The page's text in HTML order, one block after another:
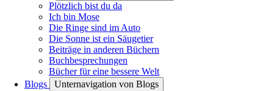
Plötzlich bist du da
Ich bin Mose
Die Ringe sind im Auto
Die Sonne ist ein Säugetier
Beiträge in anderen Büchern
Buchbesprechungen
Bücher für eine bessere Welt
Blogs
Unternavigation von Blogs